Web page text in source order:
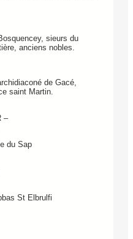
sieurs du
anciens nobles.
de Gacé,
saint Martin.
–
du Sap
St Elbrulfi